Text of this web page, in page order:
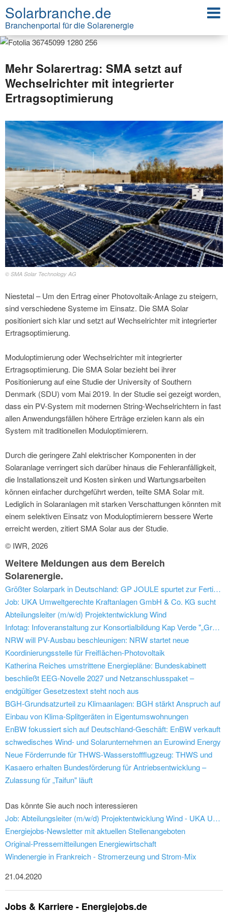
Solarbranche.de
Branchenportal für die Solarenergie
Mehr Solarertrag: SMA setzt auf
Wechselrichter mit integrierter
Ertragsoptimierung
© SMA Solar Technology AG
Niestetal – Um den Ertrag einer Photovoltaik-Anlage zu steigern,
sind verschiedene Systeme im Einsatz. Die SMA Solar
positioniert sich klar und setzt auf Wechselrichter mit integrierter
Ertragsoptimierung.
Moduloptimierung oder Wechselrichter mit integrierter
Ertragsoptimierung. Die SMA Solar bezieht bei ihrer
Positionierung auf eine Studie der University of Southern
Denmark (SDU) vom Mai 2019. In der Studie sei gezeigt worden,
dass ein PV-System mit modernen String-Wechselrichtern in fast
allen Anwendungsfällen höhere Erträge erzielen kann als ein
System mit traditionellen Moduloptimierern.
Durch die geringere Zahl elektrischer Komponenten in der
Solaranlage verringert sich darüber hinaus die Fehleranfälligkeit,
die Installationszeit und Kosten sinken und Wartungsarbeiten
können einfacher durchgeführt werden, teilte SMA Solar mit.
Lediglich in Solaranlagen mit starken Verschattungen könnten mit
einem selektiven Einsatz von Moduloptimierern bessere Werte
erreicht werden, zitiert SMA Solar aus der Studie.
© IWR, 2026
Weitere Meldungen aus dem Bereich
Solarenergie.
Größter Solarpark in Deutschland: GP JOULE spurtet zur Fertigstellung
Job: UKA Umweltgerechte Kraftanlagen GmbH & Co. KG sucht
Abteilungsleiter (m/w/d) Projektentwicklung Wind
Infotag: Infoveranstaltung zur Konsortialbildung Kap Verde "„Green City- Riviera Mindelo“ (Energieeffiziente Stadtentwicklung unter Einbindung erneuerbare Energien)"
NRW will PV-Ausbau beschleunigen: NRW startet neue
Koordinierungsstelle für Freiflächen-Photovoltaik
Katherina Reiches umstrittene Energiepläne: Bundeskabinett
beschließt EEG-Novelle 2027 und Netzanschlusspaket –
endgültiger Gesetzestext steht noch aus
BGH-Grundsatzurteil zu Klimaanlagen: BGH stärkt Anspruch auf
Einbau von Klima-Splitgeräten in Eigentumswohnungen
EnBW fokussiert sich auf Deutschland-Geschäft: EnBW verkauft
schwedisches Wind- und Solarunternehmen an Eurowind Energy
Neue Förderrunde für THWS-Wasserstoffflugzeug: THWS und
Kasaero erhalten Bundesförderung für Antriebsentwicklung –
Zulassung für „Taifun" läuft
Das könnte Sie auch noch interessieren
Job: Abteilungsleiter (m/w/d) Projektentwicklung Wind - UKA Umweltgerechte Kraftanlagen GmbH & Co. KG
Energiejobs-Newsletter mit aktuellen Stellenangeboten
Original-Pressemitteilungen Energiewirtschaft
Windenergie in Frankreich - Stromerzeung und Strom-Mix
21.04.2020
Jobs & Karriere - Energiejobs.de